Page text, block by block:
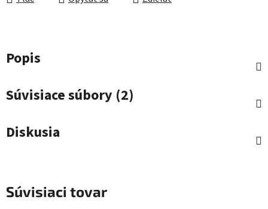
Popis
Súvisiace súbory (2)
Diskusia
Súvisiaci tovar